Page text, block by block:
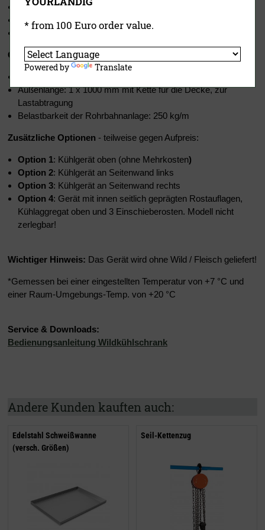
Lieferung Gehäuse erfolgt komplett aufgebaut
Gehäuse wäre auch zerlegbar, passt somit durch jede Türe
Gratis: Flex-Rohrbahnsystem im Wert von 550,- EUR
Außenlänge: 1 x 1000 mm mit Kette für die Decke, zur
Lastabtragung
Belastbarkeit der Rohrbahnanlage: 250 kg/m
Zusätzliche Optionen - teilweise gegenAufpreis:
Option 1: Kühlgerät oben (ohne Mehrkosten)
Option 2: Kühlgerät an Seitenwand links
Option 3: Kühlgerät an Seitenwand rechts
Option 4: Gerät mit innen seitlich geprägten Rostauflagen,
Kühlaggregat oben und 3 Einschieberosten. Modell nicht
zerlegbar!
Wichtiger Hinweis: Das Gerät wird ohne Wild / Fleisch geliefert!
*Gemessen bei einer eingestellten Temperatur von +7 °C und
einer Raum-Umgebungs-Temp. von +20 °C
Service & Downloads:
Bedienungsanleitung Wildkühlschrank
Andere Kunden kauften auch:
Edelstahl Schweißwanne
(versch. Größen)
Seil-Kettenzug
* from 100 Euro order value.
Powered by Translate